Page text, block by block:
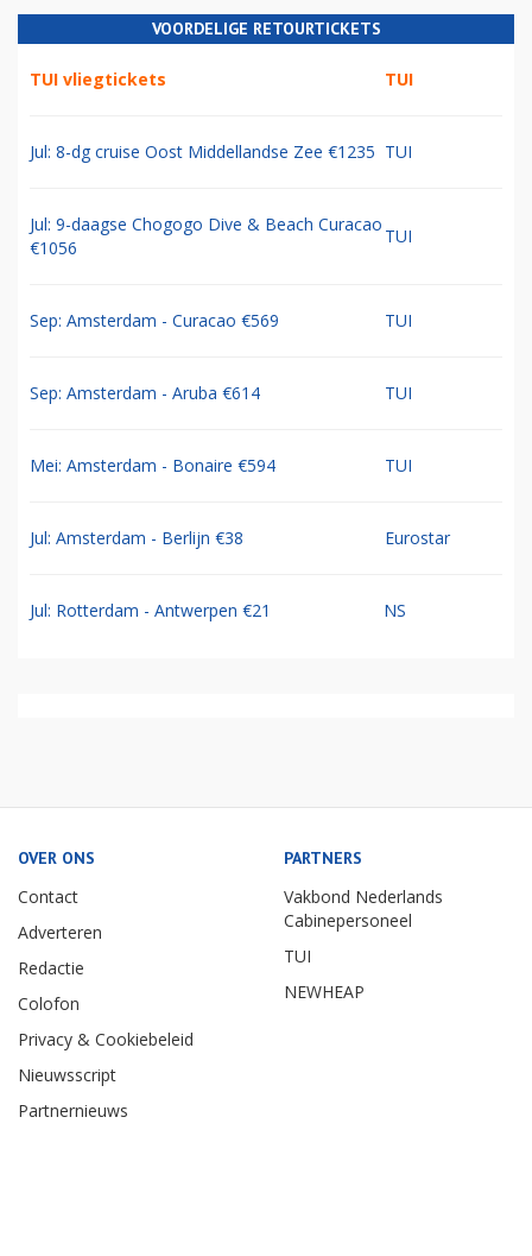
VOORDELIGE RETOURTICKETS
TUI vliegtickets TUI
Jul: 8-dg cruise Oost Middellandse Zee €1235 TUI
Jul: 9-daagse Chogogo Dive & Beach Curacao
€1056
TUI
Sep: Amsterdam - Curacao €569 TUI
Sep: Amsterdam - Aruba €614 TUI
Mei: Amsterdam - Bonaire €594 TUI
Jul: Amsterdam - Berlijn €38 Eurostar
Jul: Rotterdam - Antwerpen €21 NS
OVER ONS
Contact
Adverteren
Redactie
Colofon
Privacy & Cookiebeleid
Nieuwsscript
Partnernieuws
PARTNERS
Vakbond Nederlands
Cabinepersoneel
TUI
NEWHEAP